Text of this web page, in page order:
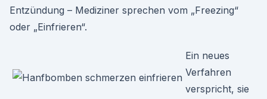
Entzündung – Mediziner sprechen vom „Freezing“
oder „Einfrieren“.
Ein neues
Verfahren
verspricht, sie